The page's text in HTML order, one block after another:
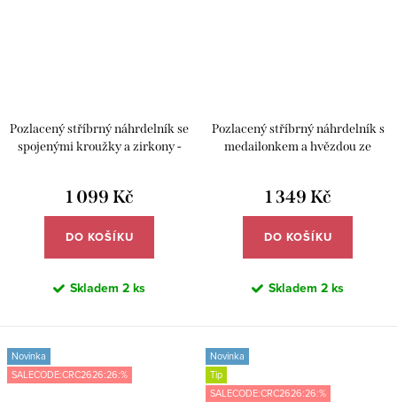
Pozlacený stříbrný náhrdelník se
spojenými kroužky a zirkony -
1 099 Kč
DO KOŠÍKU
Skladem 2 ks
Pozlacený stříbrný náhrdelník s
medailonkem a hvězdou ze
1 349 Kč
DO KOŠÍKU
Skladem 2 ks
Novinka
SALECODE:CRC2626:26:%
Novinka
Tip
SALECODE:CRC2626:26:%